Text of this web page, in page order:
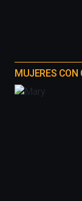
MUJERES CON